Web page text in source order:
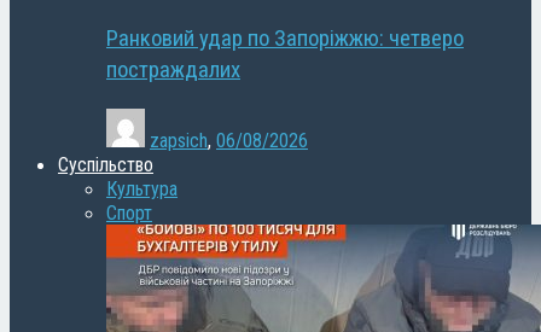
Ранковий удар по Запоріжжю: четверо
постраждалих
zapsich, 06/08/2026
Суспільство
Культура
Спорт